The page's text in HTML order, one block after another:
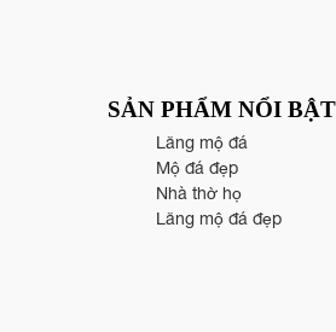
SẢN PHẨM NỔI BẬT
Lăng mộ đá
Mộ đá đẹp
Nhà thờ họ
Lăng mộ đá đẹp